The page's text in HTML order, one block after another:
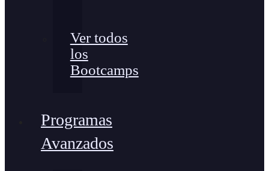
Ver todos
los
Bootcamps
Programas
Avanzados